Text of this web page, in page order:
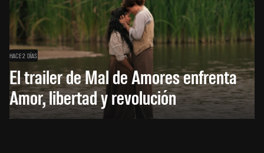
HACE 2 DÍAS
El trailer de Mal de Amores enfrenta
Amor, libertad y revolución